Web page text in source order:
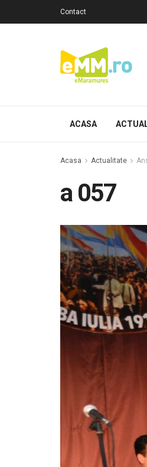
Contact
ACASA
Acasa Actualitate
a 057